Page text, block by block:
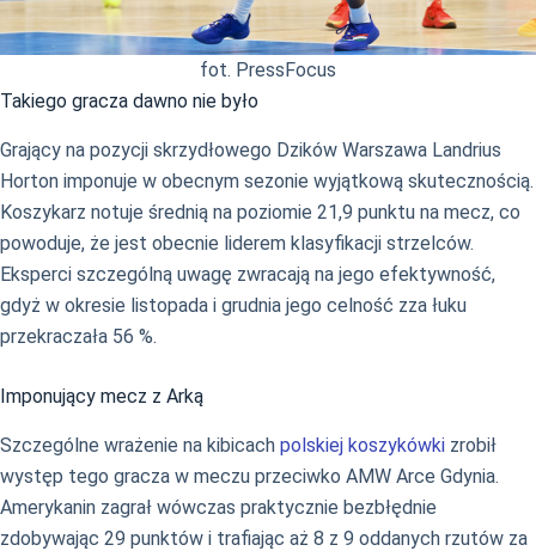
fot. PressFocus
Takiego gracza dawno nie było
Grający na pozycji skrzydłowego Dzików Warszawa Landrius
Horton imponuje w obecnym sezonie wyjątkową skutecznością.
Koszykarz notuje średnią na poziomie 21,9 punktu na mecz, co
powoduje, że jest obecnie liderem klasyfikacji strzelców.
Eksperci szczególną uwagę zwracają na jego efektywność,
gdyż w okresie listopada i grudnia jego celność zza łuku
przekraczała 56 %.
Imponujący mecz z Arką
Szczególne wrażenie na kibicach polskiej koszykówki zrobił
występ tego gracza w meczu przeciwko AMW Arce Gdynia.
Amerykanin zagrał wówczas praktycznie bezbłędnie
zdobywając 29 punktów i trafiając aż 8 z 9 oddanych rzutów za